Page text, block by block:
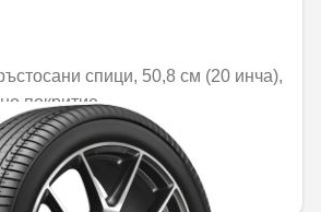
спици, 50,8 см (20 инча),
покритие
лв.